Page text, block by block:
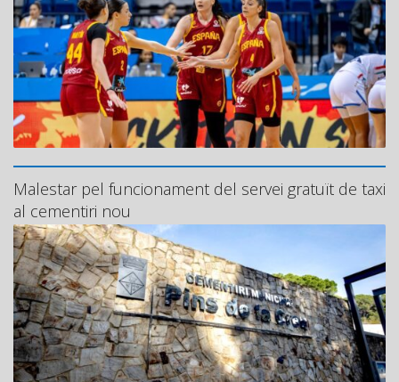
Malestar pel funcionament del servei gratuït de taxi
al cementiri nou